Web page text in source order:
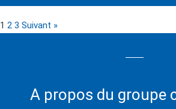
1 2 3 Suivant »
A propos du groupe